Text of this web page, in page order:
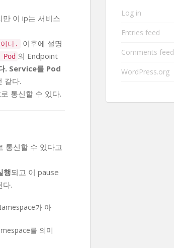
이 ip는 서비스
다.
이후에 설명
의 Endpoint
. Service를 Pod
같다.
통신할 수 있다.
통신할 수 있다고
행되고 이 pause
다.
가 아
를 의미
Log in
Entries feed
Comments feed
WordPress.org